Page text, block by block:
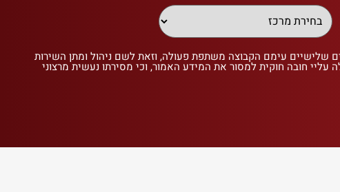
שלישיים עימם הקבוצה משתפת פעולה, וזאת לשם ניהול ומתן השירות
עליי חובה חוקית למסור את המידע האמור, וכי מסירתו נעשית מרצוני